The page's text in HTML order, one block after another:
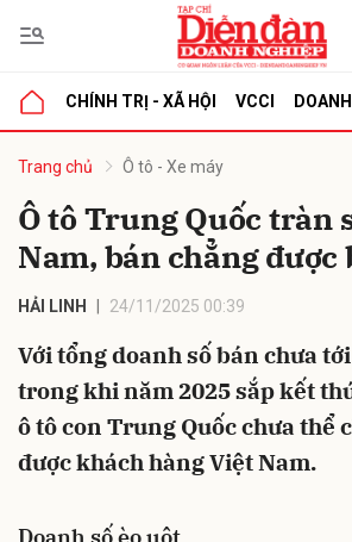
CHÍNH TRỊ - XÃ HỘI VCCI
Trang chủ Ô tô - Xe máy
Ô tô Trung Quốc tràn
Nam, bán chẳng được
HẢI LINH 24/11/2025 00:39
Với tổng doanh số bán chưa
trong khi năm 2025 sắp kết
ô tô con Trung Quốc chưa thể
được khách hàng Việt Nam.
luận